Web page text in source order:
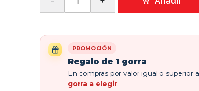
PROMOCIÓN
Regalo de 1 gorra
En compras por valor igual o superior a
gorra a elegir.